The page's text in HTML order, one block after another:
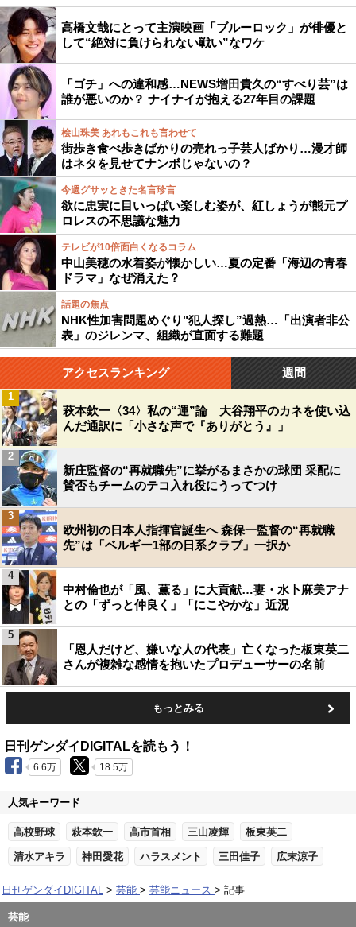
高橋文哉にとって主演映画「ブルーロック」が俳優と
して“絶対に負けられない戦い”なワケ
「ゴチ」への違和感…NEWS増田貴久の“すべり芸”は
誰が悪いのか？ ナイナイが抱える27年目の課題
桧山珠美 あれもこれも言わせて
街歩き食べ歩きばかりの売れっ子芸人ばかり…漫才師
はネタを見せてナンボじゃないの？
今週グサッときた名言珍言
欲に忠実に目いっぱい楽しむ姿が、紅しょうが熊元プ
ロレスの不思議な魅力
テレビが10倍面白くなるコラム
中山美穂の水着姿が懐かしい…夏の定番「海辺の青春
ドラマ」なぜ消えた？
話題の焦点
NHK性加害問題めぐり"犯人探し”過熱…「出演者非公
表」のジレンマ、組織が直面する難題
アクセスランキング 週間
萩本欽一〈34〉私の“運”論 大谷翔平のカネを使い込
んだ通訳に「小さな声で『ありがとう』」
1
新庄監督の“再就職先”に挙がるまさかの球団 采配に
賛否もチームのテコ入れ役にうってつけ
2
欧州初の日本人指揮官誕生へ 森保一監督の“再就職
先”は「ベルギー1部の日系クラブ」一択か
3
中村倫也が「風、薫る」に大貢献…妻・水卜麻美アナ
との「ずっと仲良く」「にこやかな」近況
4
「恩人だけど、嫌いな人の代表」亡くなった板東英二
さんが複雑な感情を抱いたプロデューサーの名前
5
もっとみる
日刊ゲンダイDIGITALを読もう！
6.6万 18.5万
人気キーワード
高校野球 萩本欽一 高市首相 三山凌輝 板東英二
清水アキラ 神田愛花 ハラスメント 三田佳子 広末涼子
日刊ゲンダイDIGITAL 芸能 芸能ニュース 記事
芸能